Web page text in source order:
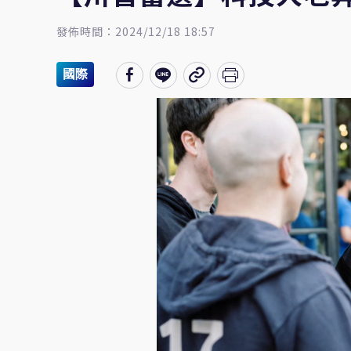
發佈時間：2024/12/18 18:57
國際